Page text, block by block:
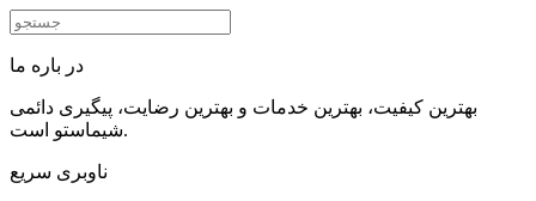
در باره ما
بهترین کیفیت، بهترین خدمات و بهترین رضایت، پیگیری دائمی
شیماستو است.
ناوبری سریع